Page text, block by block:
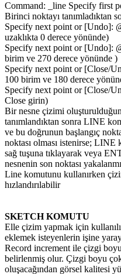
Command: _line Specify first
Birinci noktayı tanımladıktan
Specify next point or [Undo]:
uzaklıkta 0 derece yönünde)
Specify next point or [Undo]:
birim ve 270 derece yönünde )
Specify next point or [Close/
100 birim ve 180 derece
Specify next point or [Close/
Close girin)
Bir nesne çizimi
tanımlandıktan sonra LINE
ve bu doğrunun başlangıç
noktası olması istenirse;
sağ tuşuna tıklayarak veya
nesnenin son noktası
Line komutunu kullanırken
hızlandırılabilir
SKETCH KOMUTU
Elle çizim yapmak için
eklemek isteyenlerin işine
Record increment ile çizgi
belirlenmiş olur. Çizgi boyu
oluşacağından görsel kalitesi